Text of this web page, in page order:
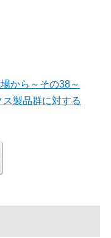
から～その38～
製品群に対する